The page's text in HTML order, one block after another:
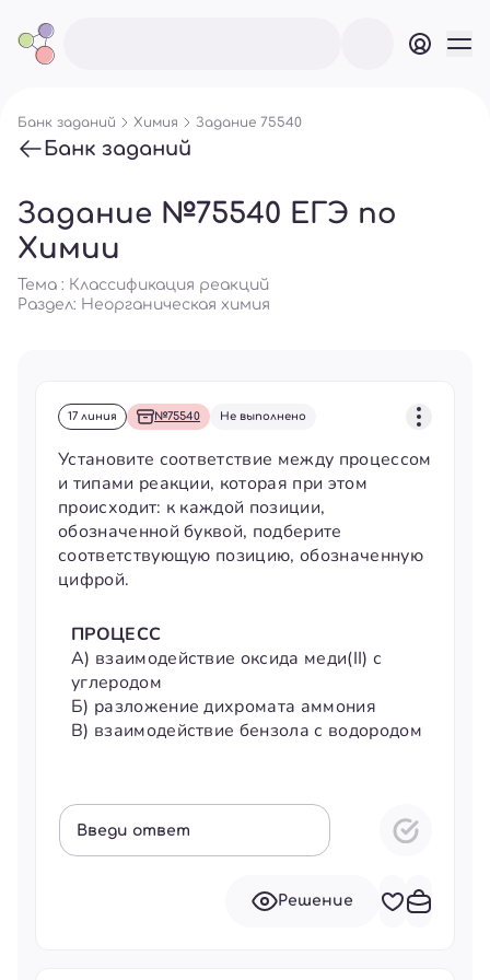
Банк заданий Химия Задание 75540
Банк заданий
Задание №75540 ЕГЭ по
Химии
Тема : Классификация реакций
Раздел: Неорганическая химия
17 линия №75540 Не выполнено
Установите соответствие между процессом
и типами реакции, которая при этом
происходит: к каждой позиции,
обозначенной буквой, подберите
соответствующую позицию, обозначенную
цифрой.
ПРОЦЕСС
А) взаимодействие оксида меди(II) с
углеродом
Б) разложение дихромата аммония
В) взаимодействие бензола с водородом
Введи ответ
Решение